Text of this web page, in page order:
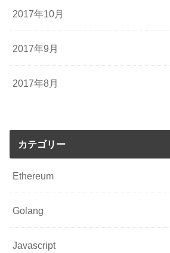
2017年10月
2017年9月
2017年8月
カテゴリー
Ethereum
Golang
Javascript